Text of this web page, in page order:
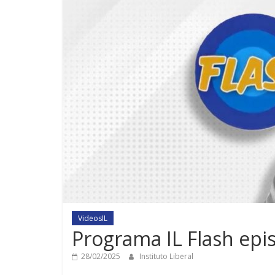
VideosIL
Programa IL Flash
28/02/2025 Instituto Liberal